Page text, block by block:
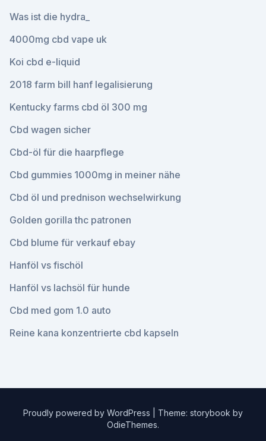
Was ist die hydra_
4000mg cbd vape uk
Koi cbd e-liquid
2018 farm bill hanf legalisierung
Kentucky farms cbd öl 300 mg
Cbd wagen sicher
Cbd-öl für die haarpflege
Cbd gummies 1000mg in meiner nähe
Cbd öl und prednison wechselwirkung
Golden gorilla thc patronen
Cbd blume für verkauf ebay
Hanföl vs fischöl
Hanföl vs lachsöl für hunde
Cbd med gom 1.0 auto
Reine kana konzentrierte cbd kapseln
Proudly powered by WordPress
Theme: storybook by
OdieThemes.